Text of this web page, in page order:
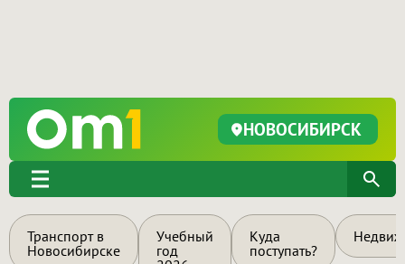
НОВОСИБИРСК
Транспорт в
Новосибирске
Учебный
год
Куда
поступать?